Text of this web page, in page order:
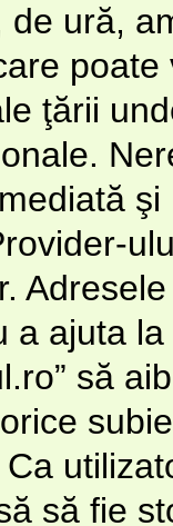
de ură,
ţării
a ajuta
să
să fie